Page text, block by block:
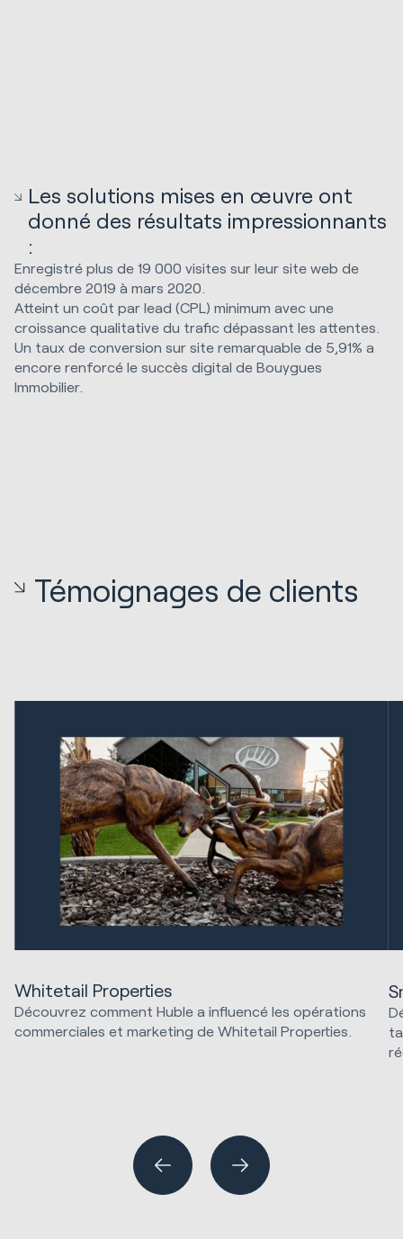
Les solutions mises en œuvre ont
donné des résultats impressionnants
:
Enregistré plus de 19 000 visites sur leur site web de
décembre 2019 à mars 2020.
Atteint un coût par lead (CPL) minimum avec une
croissance qualitative du trafic dépassant les attentes.
Un taux de conversion sur site remarquable de 5,91% a
encore renforcé le succès digital de Bouygues
Immobilier.
Témoignages de clients
Whitetail Properties
Découvrez comment Huble a influencé les opérations
commerciales et marketing de Whitetail Properties.